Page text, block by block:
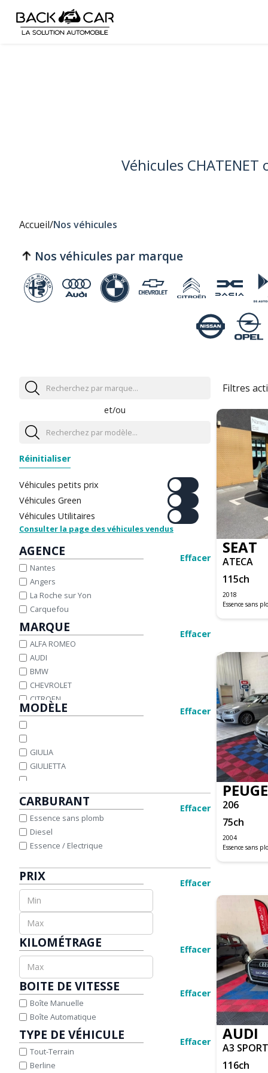
Véhicules CHATENET
Accueil/Nos véhicules
Nos véhicules par marque
et/ou
Réinitialiser
Véhicules petits prix
Véhicules Green
Véhicules Utilitaires
Consulter la page des véhicules vendus
AGENCE Effacer
Nantes
Angers
La Roche sur Yon
Carquefou
MARQUE Effacer
ALFA ROMEO
AUDI
BMW
CHEVROLET
CITROEN
DACIA
FORD
HONDA
IVECO
JAGUAR
JEEP
KIA
LAND ROVER
MAZDA
MERCEDES-BENZ
MINI
NISSAN
OPEL
PEUGEOT
SEAT
SKODA
SUZUKI
TOYOTA
VOLKSWAGEN
VOLVO
MODÈLE Effacer
GIULIA
GIULIETTA
A1 SPORTBACK
A3
A3 BERLINE BUSINESS
A3 SPORTBACK
A4 AVANT
A4 CABRIOLET
A5
Q2
Q3
Q5
Q8
SQ5
TT COUPE
M3 CABRIOLET E93
SERIE 1 CABRIOLET E88
CARBURANT Effacer
Essence sans plomb
Diesel
Essence / Electrique
PRIX Effacer
KILOMÉTRAGE Effacer
BOITE DE VITESSE Effacer
Boîte Manuelle
Boîte Automatique
TYPE DE VÉHICULE Effacer
Tout-Terrain
Berline
Filtres
SEAT
ATECA
115ch
2018
Essence sans
206
75ch
2004
Essence sans
AUDI
A3
116ch